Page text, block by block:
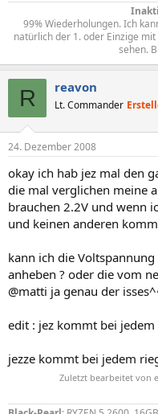
99% Wiederholungen. Ich
natürlich der 1. oder Einzige
sehen.
R reavon
Lt. Commander
24. Dezember 2008
okay ich hab jez mal den
die mal verglichen meine
brauchen 2.2V und wenn
und keinen anderen
kann ich die
anheben ? oder die vom
@matti ja genau der
edit : jez kommt bei
jezze kommt bei jedem
Zuletzt bearbeitet von